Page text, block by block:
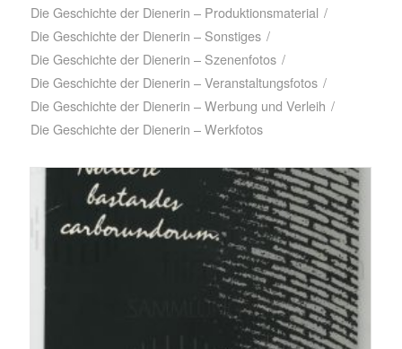
Die Geschichte der Dienerin – Produktionsmaterial /
Die Geschichte der Dienerin – Sonstiges /
Die Geschichte der Dienerin – Szenenfotos /
Die Geschichte der Dienerin – Veranstaltungsfotos /
Die Geschichte der Dienerin – Werbung und Verleih /
Die Geschichte der Dienerin – Werkfotos